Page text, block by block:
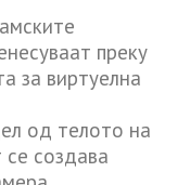
преку
за виртуелна
од телото на
создава